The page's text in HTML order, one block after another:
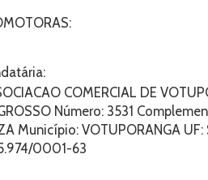
COMERCIAL DE
Número: 3531
Município: VOTUPORANGA UF:
0001-63